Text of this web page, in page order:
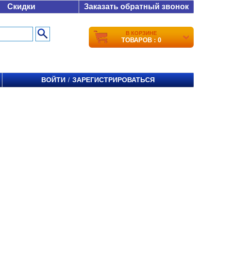
Скидки Заказать обратный звонок
В КОРЗИНЕ
ТОВАРОВ : 0
ВОЙТИ / ЗАРЕГИСТРИРОВАТЬСЯ